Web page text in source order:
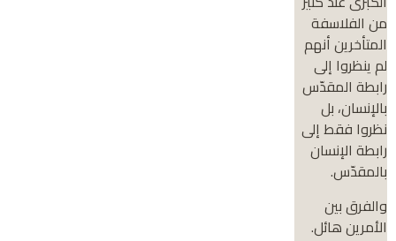
من الفلاسفة
المتأخرين أنهم
لم ينظروا إلى
رابطة المقدّس
بالإنسان، بل
نظروا فقط إلى
رابطة الإنسان
بالمقدّس.
والفرق بين
الأمرين هائل.